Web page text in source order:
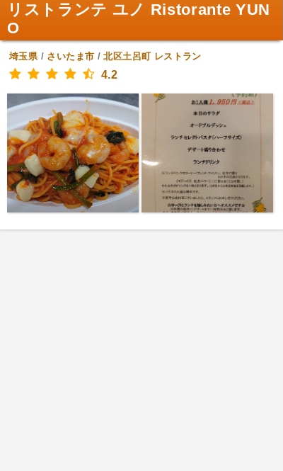
リストランテ ユノ Ristorante YUN
O
埼玉県/ さいたま市 /北区土呂町 レストラン
4.2